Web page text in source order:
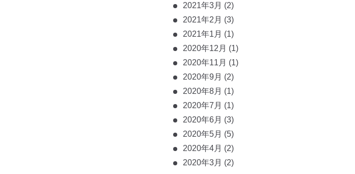
2021年3月 (2)
2021年2月 (3)
2021年1月 (1)
2020年12月 (1)
2020年11月 (1)
2020年9月 (2)
2020年8月 (1)
2020年7月 (1)
2020年6月 (3)
2020年5月 (5)
2020年4月 (2)
2020年3月 (2)